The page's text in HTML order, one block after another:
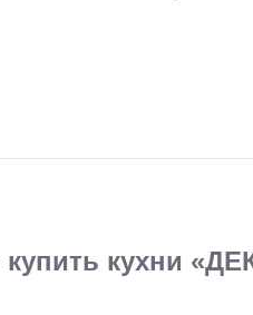
купить кухни